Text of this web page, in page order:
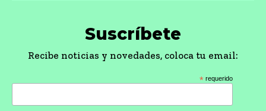
Suscríbete
Recibe noticias y novedades, coloca tu email:
* requerido